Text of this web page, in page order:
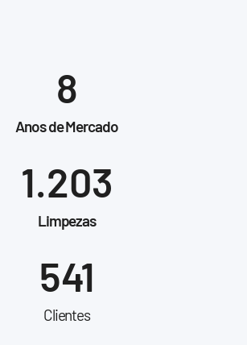
Anos de Mercado
8
Limpezas
1.203
Clientes
541